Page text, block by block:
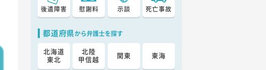
後遺障害 慰謝料 示談 死亡事故
都道府県から弁護士を探す
北海道
東北
北陸
甲信越
関東 東海